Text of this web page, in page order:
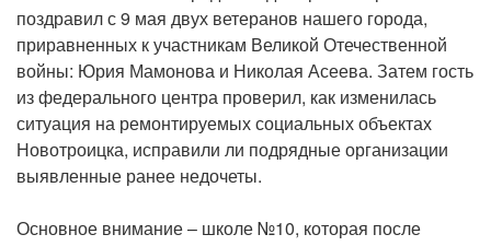
поздравил с 9 мая двух ветеранов нашего города,
приравненных к участникам Великой Отечественной
войны: Юрия Мамонова и Николая Асеева. Затем гость
из федерального центра проверил, как изменилась
ситуация на ремонтируемых социальных объектах
Новотроицка, исправили ли подрядные организации
выявленные ранее недочеты.
Основное внимание – школе №10, которая после